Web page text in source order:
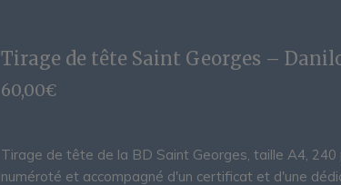
Tirage de tête Saint Georges –
60,00€
Tirage de tête de la BD Saint Georges, taille A4, 240
numéroté et accompagné d'un certificat et d'une